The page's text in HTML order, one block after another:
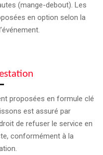
(mange-debout). Les
en option selon la
proposées en formule clé
est assuré par
de refuser le service en
conformément à la